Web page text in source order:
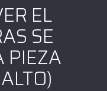
EL
SE
PIEZA